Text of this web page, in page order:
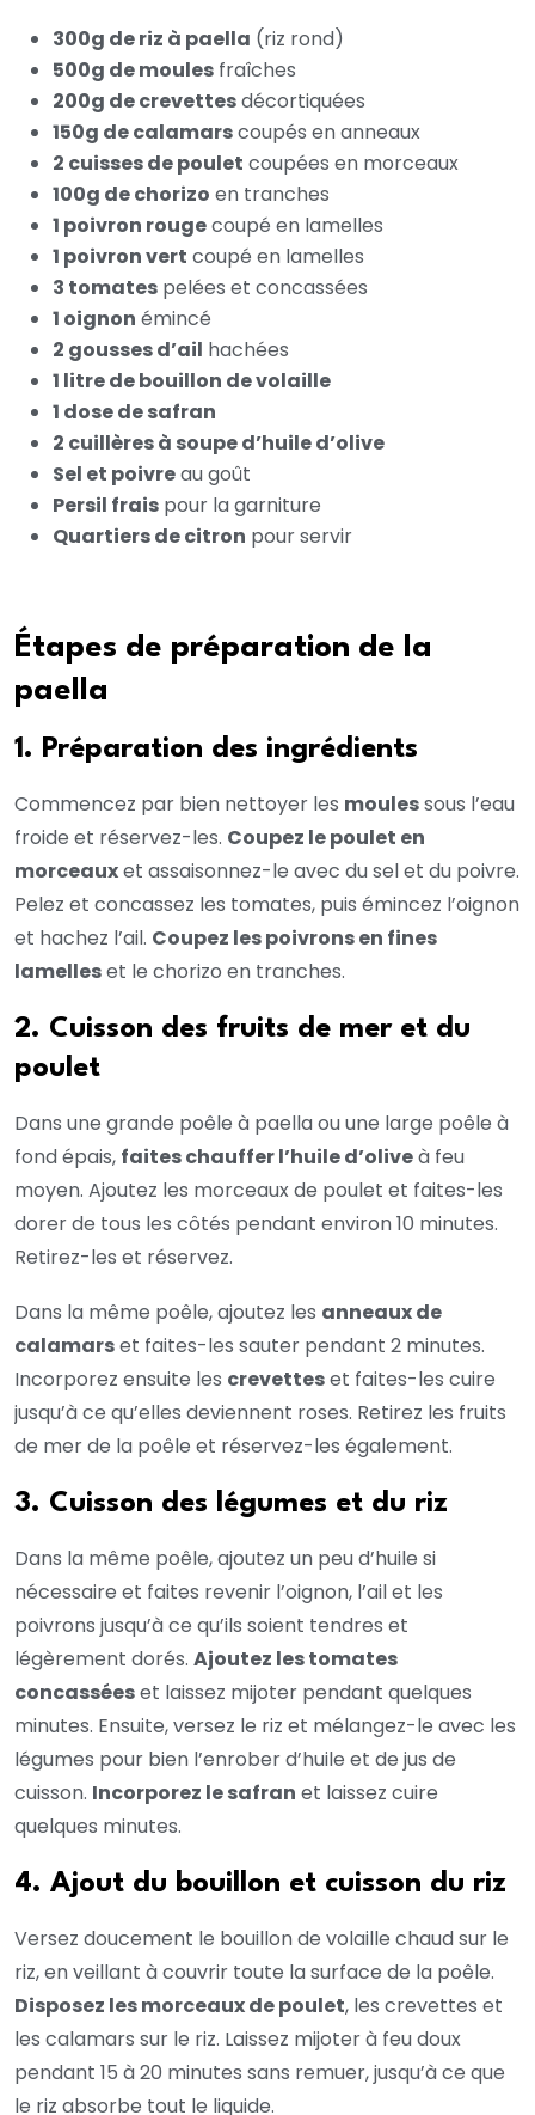
300g de riz à paella (riz rond)
500g de moules fraîches
200g de crevettesdécortiquées
150g de calamarscoupés en anneaux
2 cuisses de poulet coupées en morceaux
100g de chorizo en tranches
1 poivron rougecoupé en lamelles
1 poivron vert coupé en lamelles
3 tomates pelées et concassées
1 oignon émincé
2 gousses d’ail hachées
1 litre de bouillon de volaille
1 dose de safran
2 cuillères à soupe d’huile d’olive
Sel et poivreau goût
Persil frais pour la garniture
Quartiers de citron pour servir
Étapes de préparation de la
paella
1. Préparation des ingrédients
Commencez par bien nettoyer les moulessous l’eau
froide et réservez-les. Coupez le poulet en
morceauxet assaisonnez-le avec du sel et du poivre.
Pelez et concassez les tomates, puis émincez l’oignon
et hachez l’ail. Coupez les poivrons en fines
lamelleset le chorizo en tranches.
2. Cuisson des fruits de mer et du
poulet
Dans une grande poêle à paella ou une large poêle à
fond épais, faites chauffer l’huile d’oliveà feu
moyen. Ajoutez les morceaux de poulet et faites-les
dorer de tous les côtés pendant environ 10 minutes.
Retirez-les et réservez.
Dans la même poêle, ajoutez les anneaux de
calamarset faites-les sauter pendant 2 minutes.
Incorporez ensuite les crevetteset faites-les cuire
jusqu’à ce qu’elles deviennent roses. Retirez les fruits
de mer de la poêle et réservez-les également.
3. Cuisson des légumes et du riz
Dans la même poêle, ajoutez un peu d’huile si
nécessaire et faites revenir l’oignon, l’ail et les
poivrons jusqu’à ce qu’ils soient tendres et
légèrement dorés. Ajoutez les tomates
concasséeset laissez mijoter pendant quelques
minutes. Ensuite, versez le riz et mélangez-le avec les
légumes pour bien l’enrober d’huile et de jus de
cuisson. Incorporez le safran et laissez cuire
quelques minutes.
4. Ajout du bouillon et cuisson du riz
Versez doucement le bouillon de volaille chaud sur le
riz, en veillant à couvrir toute la surface de la poêle.
Disposez les morceaux de poulet, les crevettes et
les calamars sur le riz. Laissez mijoter à feu doux
pendant 15 à 20 minutes sans remuer, jusqu’à ce que
le riz absorbe tout le liquide.